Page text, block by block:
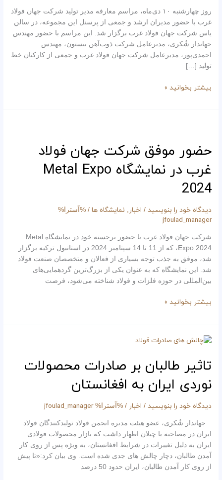
روز چهارشنبه ۱۰ دی‌ماه، مراسم معارفه مدیر تولید شرکت جهان فولاد
غرب با حضور مدیران ارشد و جمعی از پرسنل این مجموعه، در سالن
یاس شرکت جهان فولاد غرب برگزار شد. این مراسم با حضور مهندس
جهاندار شُکری، مدیرعامل شرکت ذوب‌آهن بیستون، مهندس
احمدی‌پور، مدیرعامل شرکت جهان فولاد غرب و جمعی از کارکنان خط
تولید […]
برگزار
شد
بیشتر بخوانید »
حضور موفق شرکت‌ جهان فولاد
غرب در نمایشگاه Metal Expo
2024
دیدگاه‌ خود را بنویسید / اخبار نمایشگاه ها / %آسترا%
jfoulad_manager
شرکت‌ جهان فولاد غرب با حضور برجسته خود در نمایشگاه Metal
Expo 2024، که از 11 تا 14 سپتامبر 2024 در استانبول ترکیه برگزار
شد، موفق به جذب توجه بسیاری از فعالان و متخصصان صنعت فولاد
شد. این نمایشگاه که به عنوان یکی از بزرگ‌ترین گردهمایی‌های
بین‌المللی در حوزه فلزات و فولاد شناخته می‌شود، فرصت
شرکت‌
جهان
فولاد
غرب
در
Metal
Expo
2024
بیشتر بخوانید »
تاثیر طالبان بر صادرات محصولات
نوردی ایران به افغانستان
دیدگاه‌ خود را بنویسید / اخبار / %آسترا% jfoulad_manager
جهاندار شُکری، عضو هیئت مدیره انجمن فولاد تولیدکنندگان فولاد
ایران در مصاحبه با چیلان اظهار داشت که بازار محصولات فولادی
ایران به دلیل تغییرات در شرایط افغانستان، به ویژه پس از روی کار
آمدن طالبان، دچار چالش های جدی شده است. وی بیان کرد:«تا پیش
از روی کار آمدن طالبان، ایران حدود 50 درصد
تاثیر
بر
صادرات
محصولات
نوردی
ایران
افغانستان